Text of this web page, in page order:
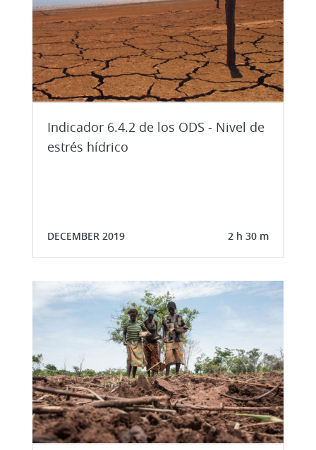
Indicador 6.4.2 de los ODS - Nivel de
estrés hídrico
DECEMBER 2019 2 h 30 m